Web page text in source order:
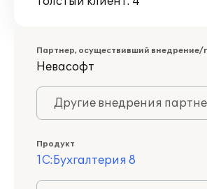
Партнер, осуществивший внедрение/
Невасофт
Другие внедрения
Продукт
1С:Бухгалтерия 8